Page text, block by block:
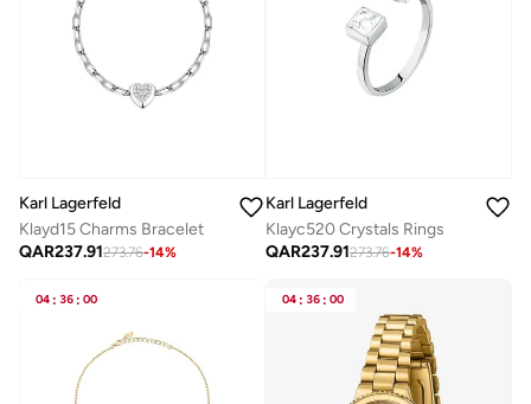
Karl Lagerfeld
Klayd15 Charms Bracelet
QAR237.91273.76-14%
Karl Lagerfeld
Klayc520 Crystals Rings
QAR237.91273.76-14%
04 : 36 : 00 04 : 36 : 00